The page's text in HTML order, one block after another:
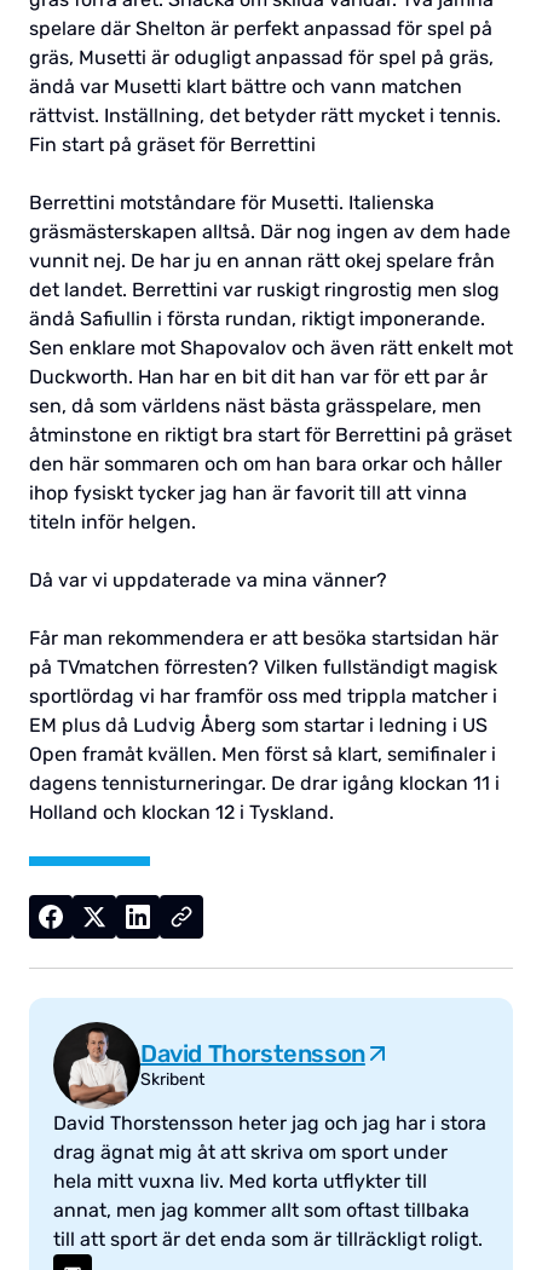
spelare där Shelton är perfekt anpassad för spel på
gräs, Musetti är odugligt anpassad för spel på gräs,
ändå var Musetti klart bättre och vann matchen
rättvist. Inställning, det betyder rätt mycket i tennis.
Fin start på gräset för Berrettini
Berrettini motståndare för Musetti. Italienska
gräsmästerskapen alltså. Där nog ingen av dem hade
vunnit nej. De har ju en annan rätt okej spelare från
det landet. Berrettini var ruskigt ringrostig men slog
ändå Safiullin i första rundan, riktigt imponerande.
Sen enklare mot Shapovalov och även rätt enkelt mot
Duckworth. Han har en bit dit han var för ett par år
sen, då som världens näst bästa grässpelare, men
åtminstone en riktigt bra start för Berrettini på gräset
den här sommaren och om han bara orkar och håller
ihop fysiskt tycker jag han är favorit till att vinna
titeln inför helgen.
Då var vi uppdaterade va mina vänner?
Får man rekommendera er att besöka startsidan här
på TVmatchen förresten? Vilken fullständigt magisk
sportlördag vi har framför oss med trippla matcher i
EM plus då Ludvig Åberg som startar i ledning i US
Open framåt kvällen. Men först så klart, semifinaler i
dagens tennisturneringar. De drar igång klockan 11 i
Holland och klockan 12 i Tyskland.
David Thorstensson
Skribent
David Thorstensson heter jag och jag har i stora
drag ägnat mig åt att skriva om sport under
hela mitt vuxna liv. Med korta utflykter till
annat, men jag kommer allt som oftast tillbaka
till att sport är det enda som är tillräckligt roligt.